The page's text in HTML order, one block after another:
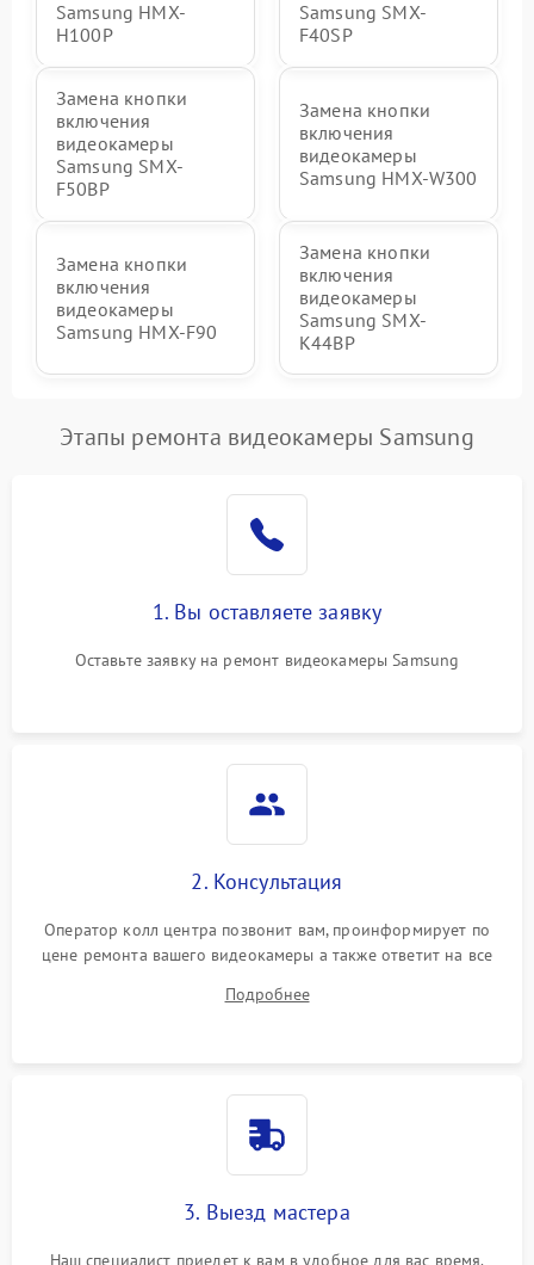
Samsung HMX-
H100P
Samsung SMX-
F40SP
Замена кнопки
включения
видеокамеры
Samsung SMX-
F50BP
Замена кнопки
включения
видеокамеры
Samsung HMX-W300
Замена кнопки
включения
видеокамеры
Samsung HMX-F90
Замена кнопки
включения
видеокамеры
Samsung SMX-
K44BP
Этапы ремонта видеокамеры Samsung
1. Вы оставляете заявку
Оставьте заявку на ремонт видеокамеры Samsung
2. Консультация
Оператор колл центра позвонит вам, проинформирует по
цене ремонта вашего видеокамеры а также ответит на все
Подробнее
3. Выезд мастера
Наш специалист приедет к вам в удобное для вас время.